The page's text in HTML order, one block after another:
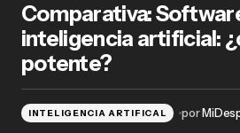
Comparativa:
inteligencia artificial:
potente?
INTELIGENCIA ARTIFICAL por